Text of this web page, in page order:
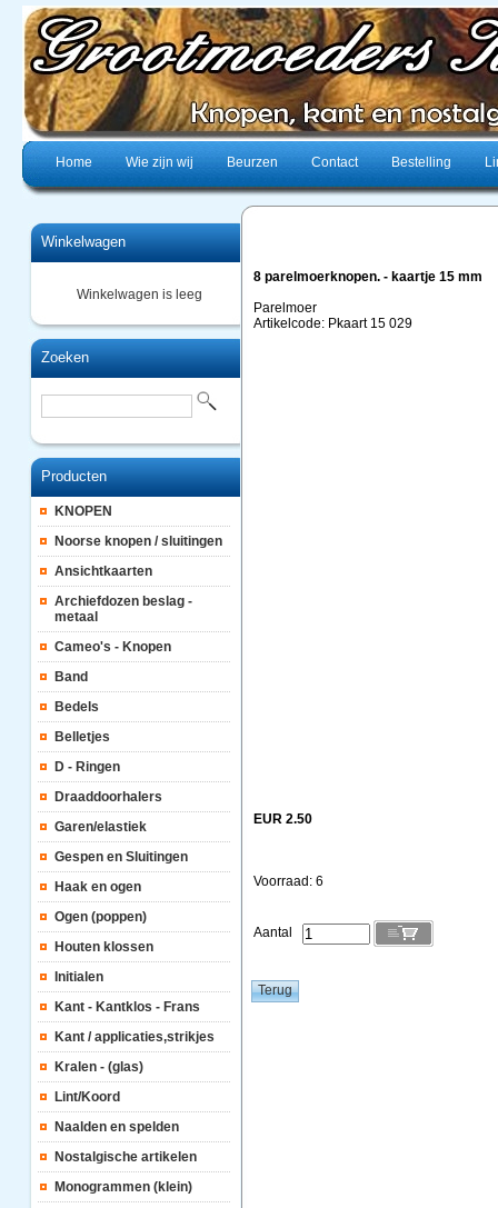
Home Wie zijn wij Beurzen Contact Bestelling
Winkelwagen
Winkelwagen is leeg
Zoeken
Producten
KNOPEN
Noorse knopen / sluitingen
Ansichtkaarten
Archiefdozen beslag -
metaal
Cameo's - Knopen
Band
Bedels
Belletjes
D - Ringen
Draaddoorhalers
Garen/elastiek
Gespen en Sluitingen
Haak en ogen
Ogen (poppen)
Houten klossen
Initialen
Kant - Kantklos - Frans
Kant / applicaties,strikjes
Kralen - (glas)
Lint/Koord
Naalden en spelden
Nostalgische artikelen
Monogrammen (klein)
8 parelmoerknopen. - kaartje 15 mm
Parelmoer
Artikelcode: Pkaart 15 029
EUR 2.50
Voorraad: 6
Aantal